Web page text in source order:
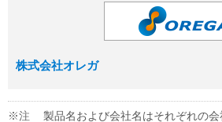
株式会社オレガ
※注
製品名および会社名はそれぞれの